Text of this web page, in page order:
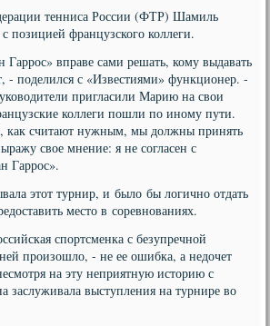
тенниса России (ФТР) Шамиль
позицией французского коллеги.
Гаррос» вправе сами решать, кому выдавать
- поделился с «Известиями» функционер. -
пригласили Марию на свои
коллеги пошли по иному пути.
как считают нужным, мы должны принять
свое мнение: я не согласен с
Гаррос».
этот турнир, и было бы логично отдать
место в соревнованиях.
спортсменка с безупречной
произошло, - не ее ошибка, а недочет
на эту неприятную историю с
заслуживала выступления на турнире во